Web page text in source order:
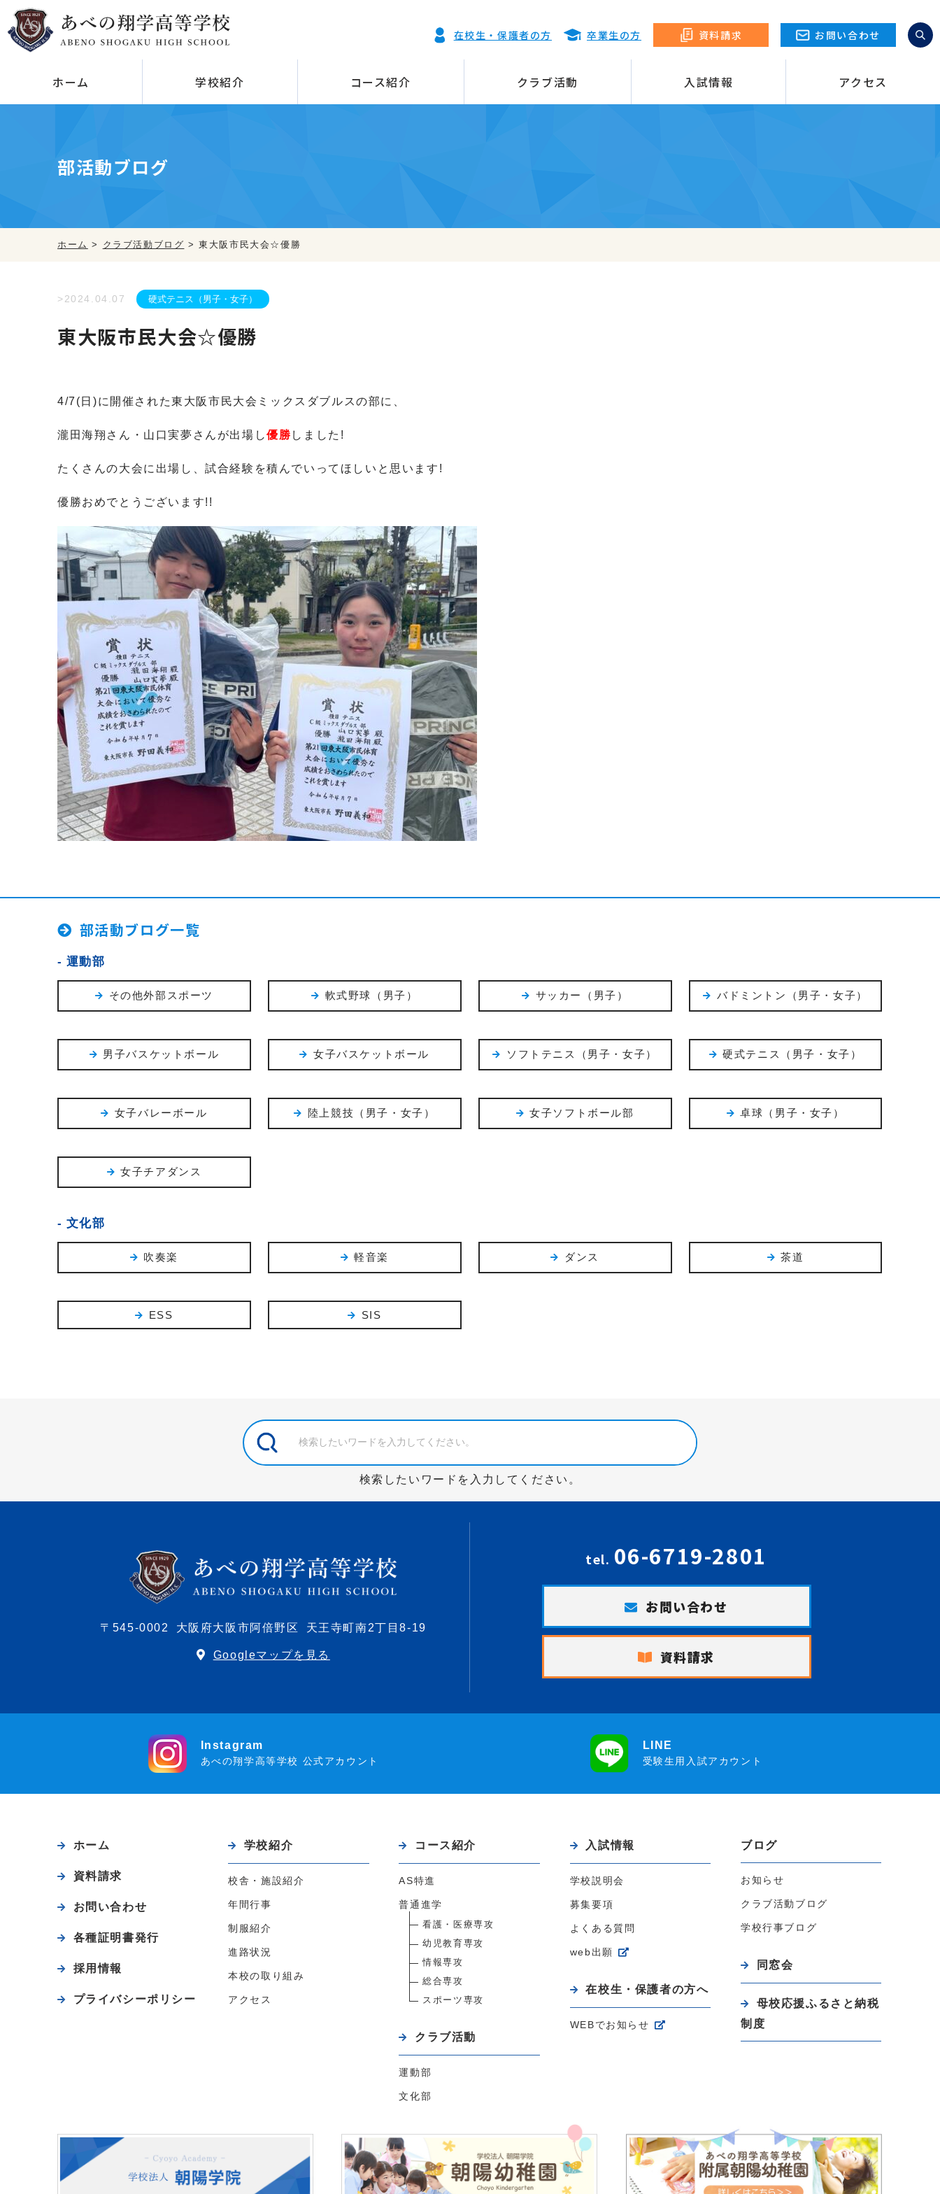
在校生・保護者の方 卒業生の方 資料請求 お問い合わせ
ホーム 学校紹介 コース紹介 クラブ活動 入試情報 アクセス
部活動ブログ
ホーム > クラブ活動ブログ >東大阪市民大会☆優勝
>2024.04.07 硬式テニス（男子・女子）
東大阪市民大会☆優勝
4/7(日)に開催された東大阪市民大会ミックスダブルスの部に、
瀧田海翔さん・山口実夢さんが出場し優勝 しました!
たくさんの大会に出場し、試合経験を積んでいってほしいと思います!
優勝おめでとうございます!!
部活動ブログ一覧
運動部
その他外部スポーツ 軟式野球（男子） サッカー（男子） バドミントン（男子・女子）
男子バスケットボール 女子バスケットボール ソフトテニス（男子・女子） 硬式テニス（男子・女子）
女子バレーボール 陸上競技（男子・女子） 女子ソフトボール部 卓球（男子・女子）
女子チアダンス
文化部
吹奏楽 軽音楽 ダンス 茶道
ESS SIS
検索したいワードを入力してください。
〒545-0002 大阪府大阪市阿倍野区 天王寺町南2丁目8-19
Googleマップを見る
tel. 06-6719-2801
お問い合わせ
資料請求
Instagram
あべの翔学高等学校 公式アカウント
LINE
受験生用入試アカウント
ホーム
資料請求
お問い合わせ
各種証明書発行
採用情報
プライバシーポリシー
学校紹介
校舎・施設紹介
年間行事
制服紹介
進路状況
本校の取り組み
アクセス
コース紹介
AS特進
普通進学
看護・医療専攻
幼児教育専攻
情報専攻
総合専攻
スポーツ専攻
クラブ活動
運動部
文化部
入試情報
学校説明会
募集要項
よくある質問
web出願
在校生・保護者の方へ
WEBでお知らせ
ブログ
お知らせ
クラブ活動ブログ
学校行事ブログ
同窓会
母校応援ふるさと納税
制度